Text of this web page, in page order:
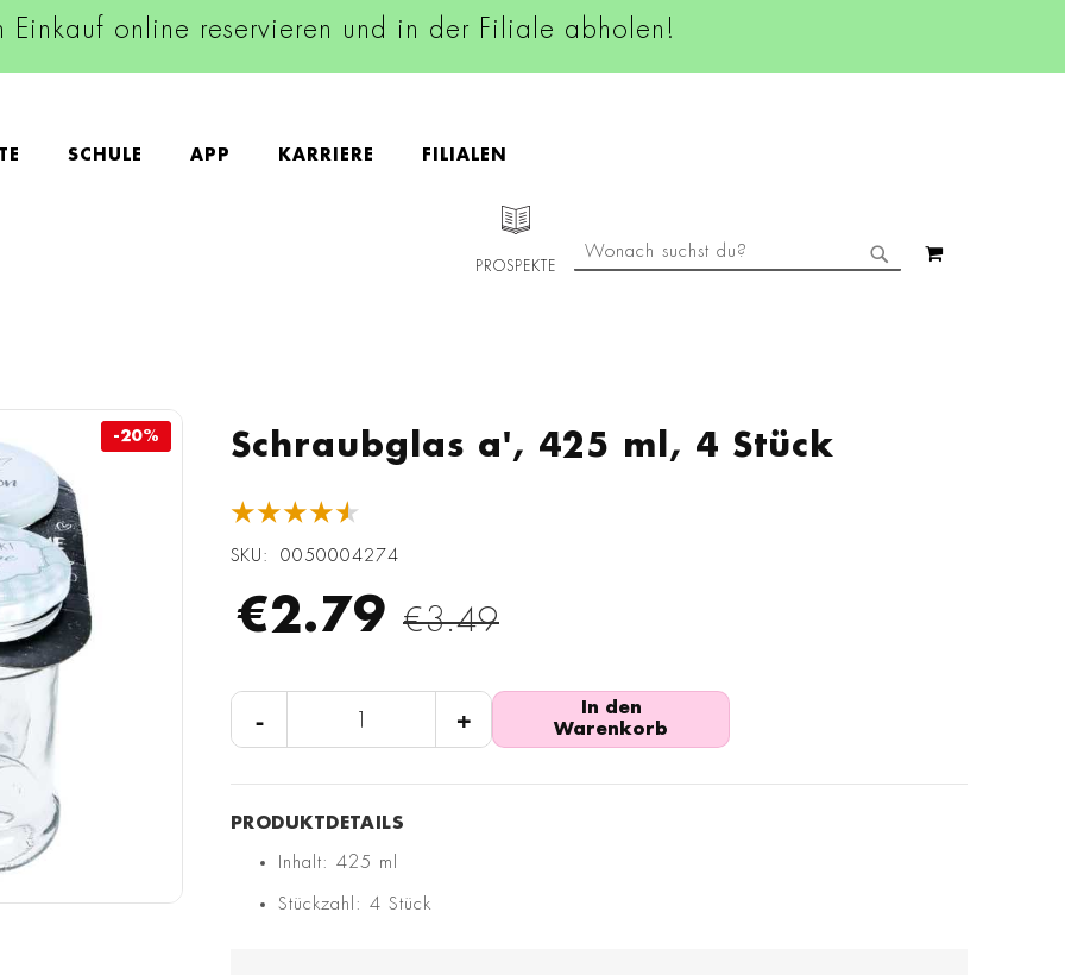
Einkauf online reservieren und in der Filiale abholen!
SCHULE APP KARRIERE FILIALEN
PROSPEKTE
SUCHE
Schraubglas a', 425 ml, 4 Stück
★★★★★
SKU 0050004274
€2.79 €3.49
- +
In den
Warenkorb
Inhalt: 425 ml
Stückzahl: 4 Stück
-20%
-20%